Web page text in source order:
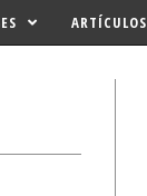
ARTÍCULOS